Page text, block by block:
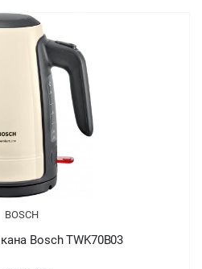
BOSCH
Bosch TWK70B03